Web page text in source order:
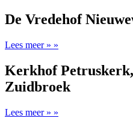
De Vredehof
Lees meer » »
Kerkhof
Zuidbroek
Lees meer » »